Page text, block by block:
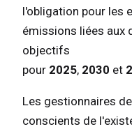
l'obligation pour les
émissions liées aux
objectifs
pour 2025, 2030 et
Les gestionnaires
conscients de